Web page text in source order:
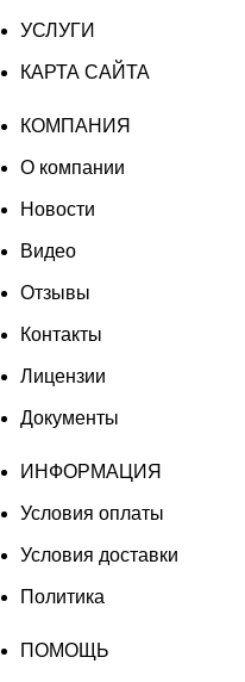
УСЛУГИ
КАРТА САЙТА
КОМПАНИЯ
О компании
Новости
Видео
Отзывы
Контакты
Лицензии
Документы
ИНФОРМАЦИЯ
Условия оплаты
Условия доставки
Политика
ПОМОЩЬ